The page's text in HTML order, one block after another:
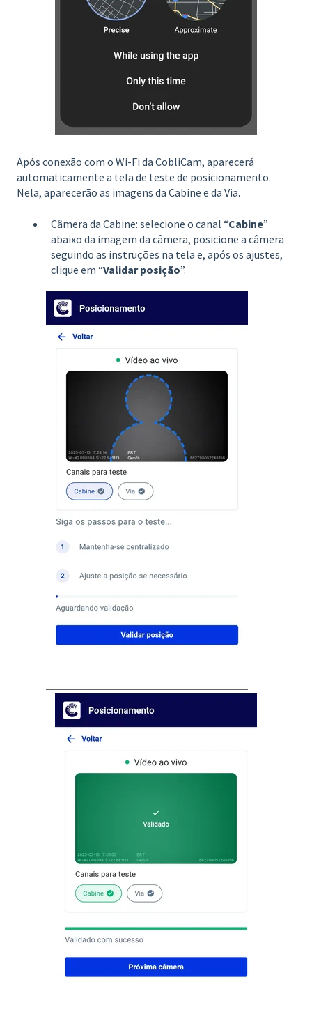
Após conexão com o Wi-Fi da CobliCam, aparecerá
automaticamente a tela de teste de posicionamento.
Nela, aparecerão as imagens da Cabine e da Via.
Câmera da Cabine: selecione o canal “Cabine”
abaixo da imagem da câmera, posicione a câmera
seguindo as instruções na tela e, após os ajustes,
clique em “Validar posição”.